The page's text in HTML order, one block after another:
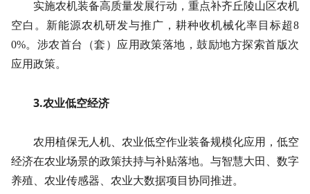
实施农机装备高质量发展行动，重点补齐丘陵山区农机
空白。新能源农机研发与推广，耕种收机械化率目标超8
0%。涉农首台（套）应用政策落地，鼓励地方探索首版次
应用政策。
3.农业低空经济
农用植保无人机、农业低空作业装备规模化应用，低空
经济在农业场景的政策扶持与补贴落地。与智慧大田、数字
养殖、农业传感器、农业大数据项目协同推进。